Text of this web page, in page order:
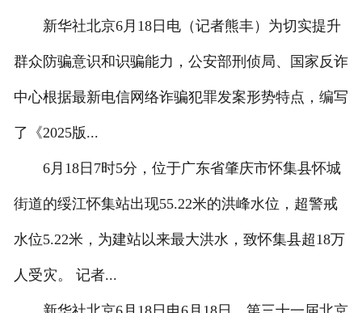
新华社北京6月18日电（记者熊丰）为切实提升
群众防骗意识和识骗能力，公安部刑侦局、国家反诈
中心根据最新电信网络诈骗犯罪发案形势特点，编写
了《2025版...
6月18日7时5分，位于广东省肇庆市怀集县怀城
街道的绥江怀集站出现55.22米的洪峰水位，超警戒
水位5.22米，为建站以来最大洪水，致怀集县超18万
人受灾。 记者...